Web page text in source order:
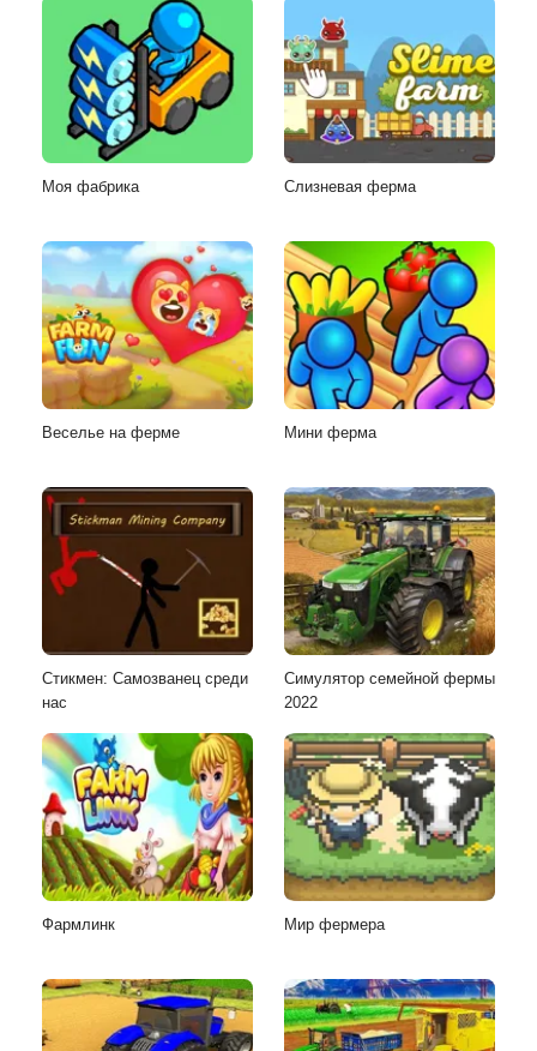
Моя фабрика Слизневая ферма
Веселье на ферме Мини ферма
Стикмен: Самозванец среди
нас
Симулятор семейной фермы
2022
Фармлинк Мир фермера